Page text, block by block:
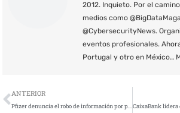
2012. Inquieto. Por el
medios como
@CybersecurityNews.
eventos profesionales.
Portugal y otro en México…
Ant
ANTERIOR
Pfizer denuncia el robo de información por parte de una ex-empleada